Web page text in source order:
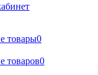
товары0
товаров0